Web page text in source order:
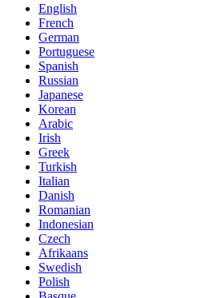
English
French
German
Portuguese
Spanish
Russian
Japanese
Korean
Arabic
Irish
Greek
Turkish
Italian
Danish
Romanian
Indonesian
Czech
Afrikaans
Swedish
Polish